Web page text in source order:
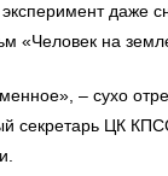
даже
«Человек на
– сухо
секретарь ЦК